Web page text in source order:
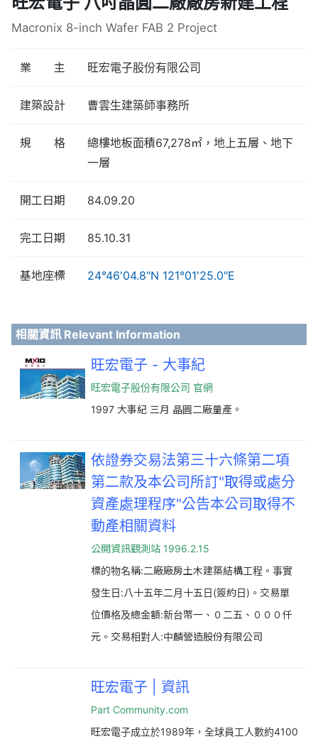
Macronix 8-inch Wafer FAB 2 Project
業 主 旺宏電子股份有限公司
建築設計 曹雲生建築師事務所
規 格
總樓地板面積67,278㎡，地上五層、地下
一層
開工日期 84.09.20
完工日期 85.10.31
基地座標 24°46'04.8"N 121°01'25.0"E
相關資訊 Relevant Information
旺宏電子 - 大事紀
旺宏電子股份有限公司 官網
1997 大事紀 三月 晶圓二廠量產。
依證券交易法第三十六條第二項
第二款及本公司所訂"取得或處分
資產處理程序"公告本公司取得不
動產相關資料
公開資訊觀測站 1996.2.15
標的物名稱:二廠廠房土木建築結構工程。事實
發生日:八十五年二月十五日(簽約日)。交易單
位價格及總金額:新台幣一、０二五、０００仟
元。交易相對人:中麟營造股份有限公司
旺宏電子 | 資訊
Part Community.com
旺宏電子成立於1989年，全球員工人數約4100